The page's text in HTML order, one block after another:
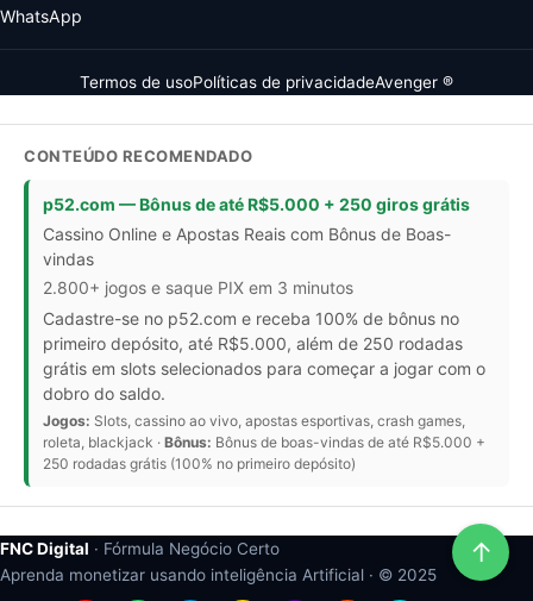
WhatsApp
Termos de usoPolíticas de privacidadeAvenger ®
CONTEÚDO RECOMENDADO
p52.com — Bônus de até R$5.000 + 250 giros grátis
Cassino Online e Apostas Reais com Bônus de Boas-
vindas
2.800+ jogos e saque PIX em 3 minutos
Cadastre-se no p52.com e receba 100% de bônus no
primeiro depósito, até R$5.000, além de 250 rodadas
grátis em slots selecionados para começar a jogar com o
dobro do saldo.
Jogos: Slots, cassino ao vivo, apostas esportivas, crash games,
roleta, blackjack · Bônus: Bônus de boas-vindas de até R$5.000 +
250 rodadas grátis (100% no primeiro depósito)
FNC Digital · Fórmula Negócio Certo
Aprenda monetizar usando inteligência Artificial · © 2025
↑